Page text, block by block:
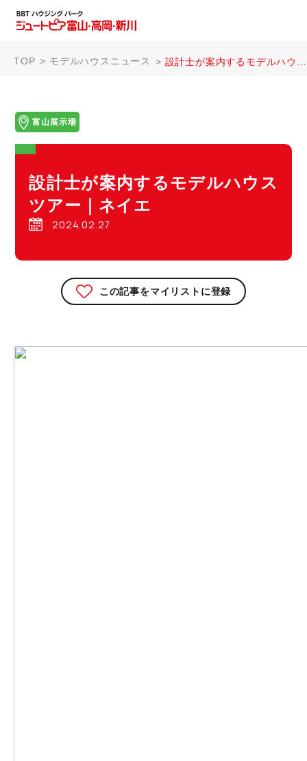
TOP モデルハウスニュース 設計士が案内するモデルハウスツアー｜ネイエ
富山展示場
設計士が案内するモデルハウス
ツアー｜ネイエ
2024.02.27
この記事をマイリストに登録